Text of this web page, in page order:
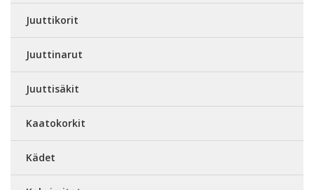
Juuttikorit
Juuttinarut
Juuttisäkit
Kaatokorkit
Kädet